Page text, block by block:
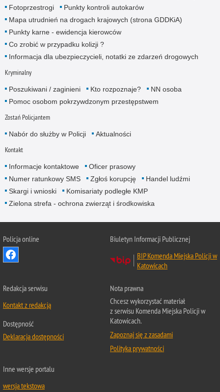
Fotoprzestrogi
Punkty kontroli autokarów
Mapa utrudnień na drogach krajowych (strona GDDKiA)
Punkty karne - ewidencja kierowców
Co zrobić w przypadku kolizji ?
Informacja dla ubezpieczycieli, notatki ze zdarzeń drogowych
Kryminalny
Poszukiwani / zaginieni Kto rozpoznaje?
NN osoba
Pomoc osobom pokrzywdzonym przestępstwem
Zostań Policjantem
Nabór do służby w Policji Aktualności
Kontakt
Informacje kontaktowe
Oficer prasowy
Numer ratunkowy SMS
Zgłoś korupcję
Handel ludźmi
Skargi i wnioski
Komisariaty podległe KMP
Zielona strefa - ochrona zwierząt i środkowiska
Policja online
Biuletyn Informacji Publicznej
BIP Komenda Miejska Policji w
Katowicach
Redakcja serwisu
Kontakt z redakcją
Dostępność
Deklaracja dostępności
Nota prawna
Chcesz wykorzystać materiał
z serwisu Komenda Miejska Policji w
Katowicach.
Zapoznaj się z zasadami
Polityka prywatności
Inne wersje portalu
wersja tekstowa